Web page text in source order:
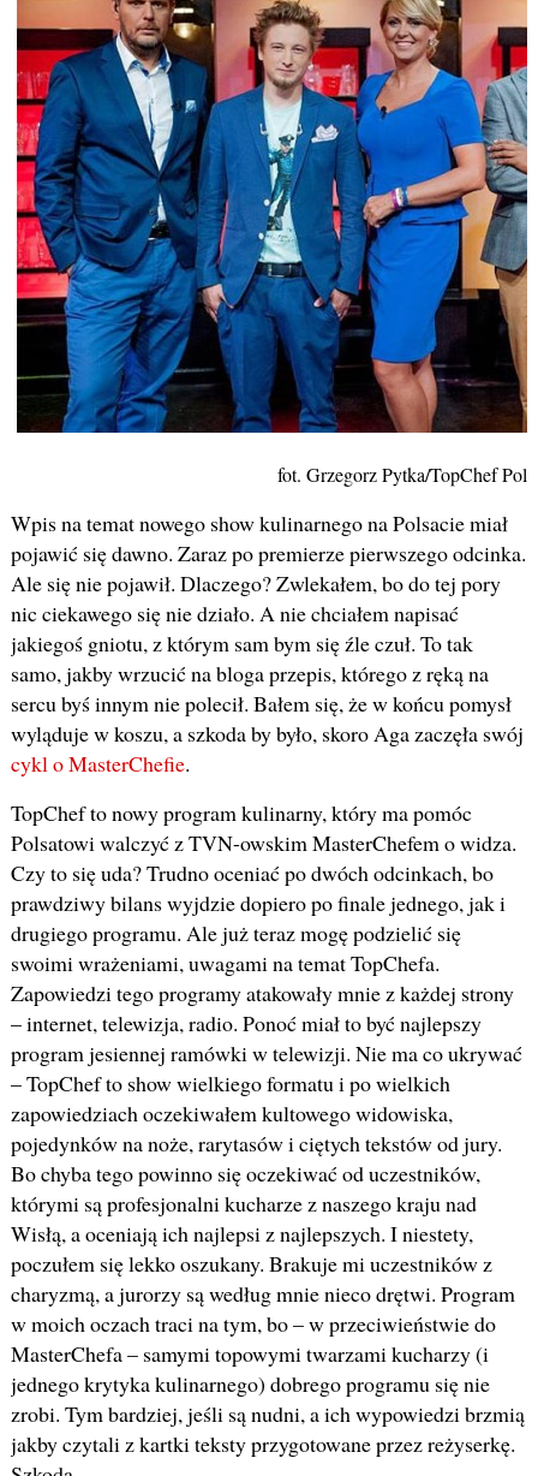
fot. Grzegorz Pytka/TopChef
Wpis na temat nowego show kulinarnego na Polsacie miał
pojawić się dawno. Zaraz po premierze pierwszego odcinka.
Ale się nie pojawił. Dlaczego? Zwlekałem, bo do tej pory
nic ciekawego się nie działo. A nie chciałem napisać
jakiegoś gniotu, z którym sam bym się źle czuł. To tak
samo, jakby wrzucić na bloga przepis, którego z ręką na
sercu byś innym nie polecił. Bałem się, że w końcu pomysł
wyląduje w koszu, a szkoda by było, skoro Aga zaczęła swój
cykl o MasterChefie.
TopChef to nowy program kulinarny, który ma pomóc
Polsatowi walczyć z TVN-owskim MasterChefem o widza.
Czy to się uda? Trudno oceniać po dwóch odcinkach, bo
prawdziwy bilans wyjdzie dopiero po finale jednego, jak i
drugiego programu. Ale już teraz mogę podzielić się
swoimi wrażeniami, uwagami na temat TopChefa.
Zapowiedzi tego programy atakowały mnie z każdej strony
– internet, telewizja, radio. Ponoć miał to być najlepszy
program jesiennej ramówki w telewizji. Nie ma co ukrywać
– TopChef to show wielkiego formatu i po wielkich
zapowiedziach oczekiwałem kultowego widowiska,
pojedynków na noże, rarytasów i ciętych tekstów od jury.
Bo chyba tego powinno się oczekiwać od uczestników,
którymi są profesjonalni kucharze z naszego kraju nad
Wisłą, a oceniają ich najlepsi z najlepszych. I niestety,
poczułem się lekko oszukany. Brakuje mi uczestników z
charyzmą, a jurorzy są według mnie nieco drętwi. Program
w moich oczach traci na tym, bo – w przeciwieństwie do
MasterChefa – samymi topowymi twarzami kucharzy (i
jednego krytyka kulinarnego) dobrego programu się nie
zrobi. Tym bardziej, jeśli są nudni, a ich wypowiedzi brzmią
jakby czytali z kartki teksty przygotowane przez reżyserkę.